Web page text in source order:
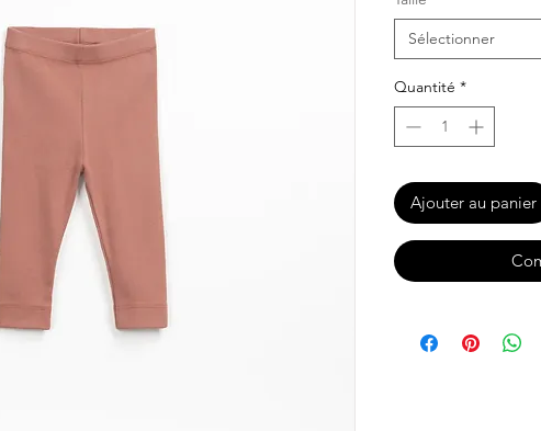
Sélectionner
Quantité *
Ajouter au panier